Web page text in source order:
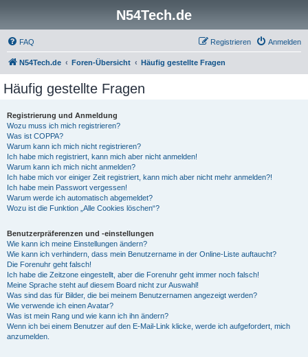
N54Tech.de
FAQ Anmelden
Registrieren
N54Tech.de Foren-Übersicht Häufig gestellte Fragen
Häufig gestellte Fragen
Registrierung und Anmeldung
Wozu muss ich mich registrieren?
Was ist COPPA?
Warum kann ich mich nicht registrieren?
Ich habe mich registriert, kann mich aber nicht anmelden!
Warum kann ich mich nicht anmelden?
Ich habe mich vor einiger Zeit registriert, kann mich aber nicht mehr anmelden?!
Ich habe mein Passwort vergessen!
Warum werde ich automatisch abgemeldet?
Wozu ist die Funktion „Alle Cookies löschen“?
Benutzerpräferenzen und -einstellungen
Wie kann ich meine Einstellungen ändern?
Wie kann ich verhindern, dass mein Benutzername in der Online-Liste auftaucht?
Die Forenuhr geht falsch!
Ich habe die Zeitzone eingestellt, aber die Forenuhr geht immer noch falsch!
Meine Sprache steht auf diesem Board nicht zur Auswahl!
Was sind das für Bilder, die bei meinem Benutzernamen angezeigt werden?
Wie verwende ich einen Avatar?
Was ist mein Rang und wie kann ich ihn ändern?
Wenn ich bei einem Benutzer auf den E-Mail-Link klicke, werde ich aufgefordert, mich
anzumelden.